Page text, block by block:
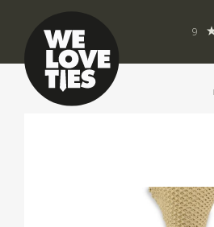
9